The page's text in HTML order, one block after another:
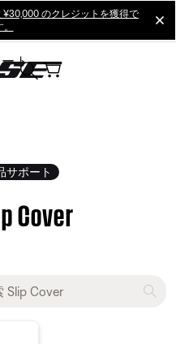
¥30,000 のクレジットを獲得で
ト
サポート
Cover